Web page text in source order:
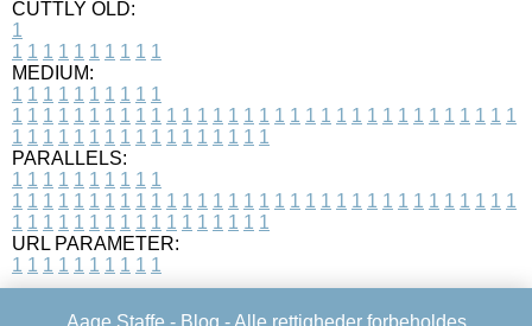
CUTTLY OLD:
1
1 1 1 1 1 1 1 1 1 1
MEDIUM:
1 1 1 1 1 1 1 1 1 1
1 1 1 1 1 1 1 1 1 1 1 1 1 1 1 1 1 1 1 1 1 1 1 1 1 1 1 1 1 1 1 1 1
1 1 1 1 1 1 1 1 1 1 1 1 1 1 1 1 1
PARALLELS:
1 1 1 1 1 1 1 1 1 1
1 1 1 1 1 1 1 1 1 1 1 1 1 1 1 1 1 1 1 1 1 1 1 1 1 1 1 1 1 1 1 1 1
1 1 1 1 1 1 1 1 1 1 1 1 1 1 1 1 1
URL PARAMETER:
1 1 1 1 1 1 1 1 1 1
Aage Staffe - Blog - Alle rettigheder forbeholdes